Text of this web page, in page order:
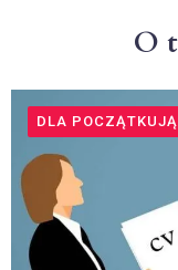
O
DLA